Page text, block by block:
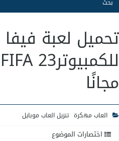
مجانًا
العاب مهكرة تنزيل العاب موبايل
اختصارات الموضوع